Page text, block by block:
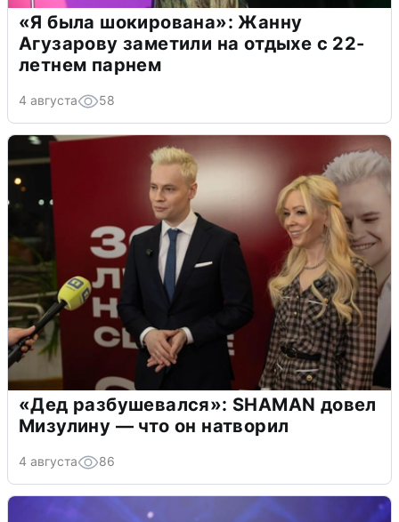
«Я была шокирована»: Жанну
Агузарову заметили на отдыхе с 22-
летнем парнем
4 августа 58
«Дед разбушевался»: SHAMAN довел
Мизулину — что он натворил
4 августа 86